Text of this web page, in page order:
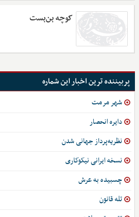
کوچه بن‌بست
پربیننده ترین اخبار این شماره
شهر مرمت
دایره انحصار
نظریه‌پرداز جهانی شدن
نسخه ایرانی نیکوکاری
چسبیده به عرش
تله قانون